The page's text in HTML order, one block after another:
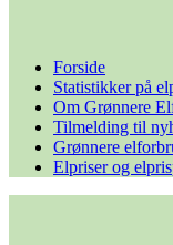
Forside
Statistikker på
Om Grønnere
Tilmelding til
Grønnere
Elpriser og